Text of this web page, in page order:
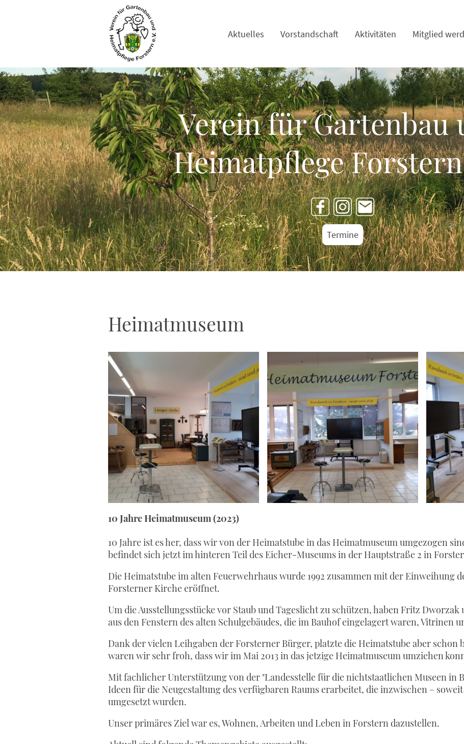
Aktuelles Vorstandschaft Aktivitäten Mitglied
Verein für Gartenbau
Heimatpflege Forstern
Termine
Heimatmuseum
10 Jahre Heimatmuseum (2023)
10 Jahre ist es her, dass wir von der Heimatstube in das Heimatmuseum umgezogen
befindet sich jetzt im hinteren Teil des Eicher-Museums in der Hauptstraße 2 in
Die Heimatstube im alten Feuerwehrhaus wurde 1992 zusammen mit der Einweihung
Forsterner Kirche eröffnet.
Um die Ausstellungsstücke vor Staub und Tageslicht zu schützen, haben Fritz Dworzak
aus den Fenstern des alten Schulgebäudes, die im Bauhof eingelagert waren, Vitrinen
Dank der vielen Leihgaben der Forsterner Bürger, platzte die Heimatstube aber schon
waren wir sehr froh, dass wir im Mai 2013 in das jetzige Heimatmuseum umziehen
Mit fachlicher Unterstützung von der "Landesstelle für die nichtstaatlichen Museen in
Ideen für die Neugestaltung des verfügbaren Raums erarbeitet, die inzwischen –
umgesetzt wurden.
Unser primäres Ziel war es, Wohnen, Arbeiten und Leben in Forstern dazustellen.